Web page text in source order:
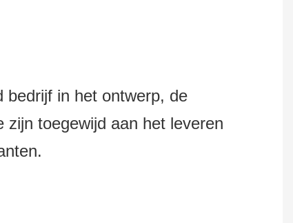
bedrijf in het ontwerp, de
toegewijd aan het leveren